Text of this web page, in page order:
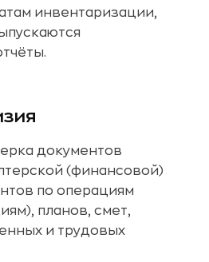
инвентаризации,
документов
(финансовой)
по операциям
планов, смет,
и трудовых